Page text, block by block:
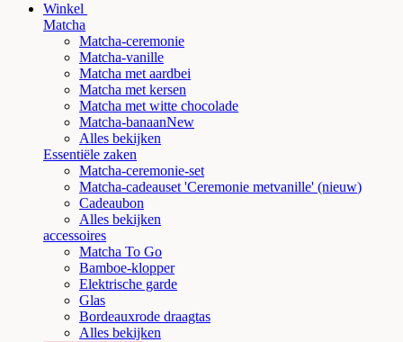
Winkel
Matcha
Matcha-ceremonie
Matcha-vanille
Matcha met aardbei
Matcha met kersen
Matcha met witte chocolade
Matcha-banaanNew
Alles bekijken
Essentiële zaken
Matcha-ceremonie-set
Matcha-cadeauset 'Ceremonie metvanille' (nieuw)
Cadeaubon
Alles bekijken
accessoires
Matcha To Go
Bamboe-klopper
Elektrische garde
Glas
Bordeauxrode draagtas
Alles bekijken